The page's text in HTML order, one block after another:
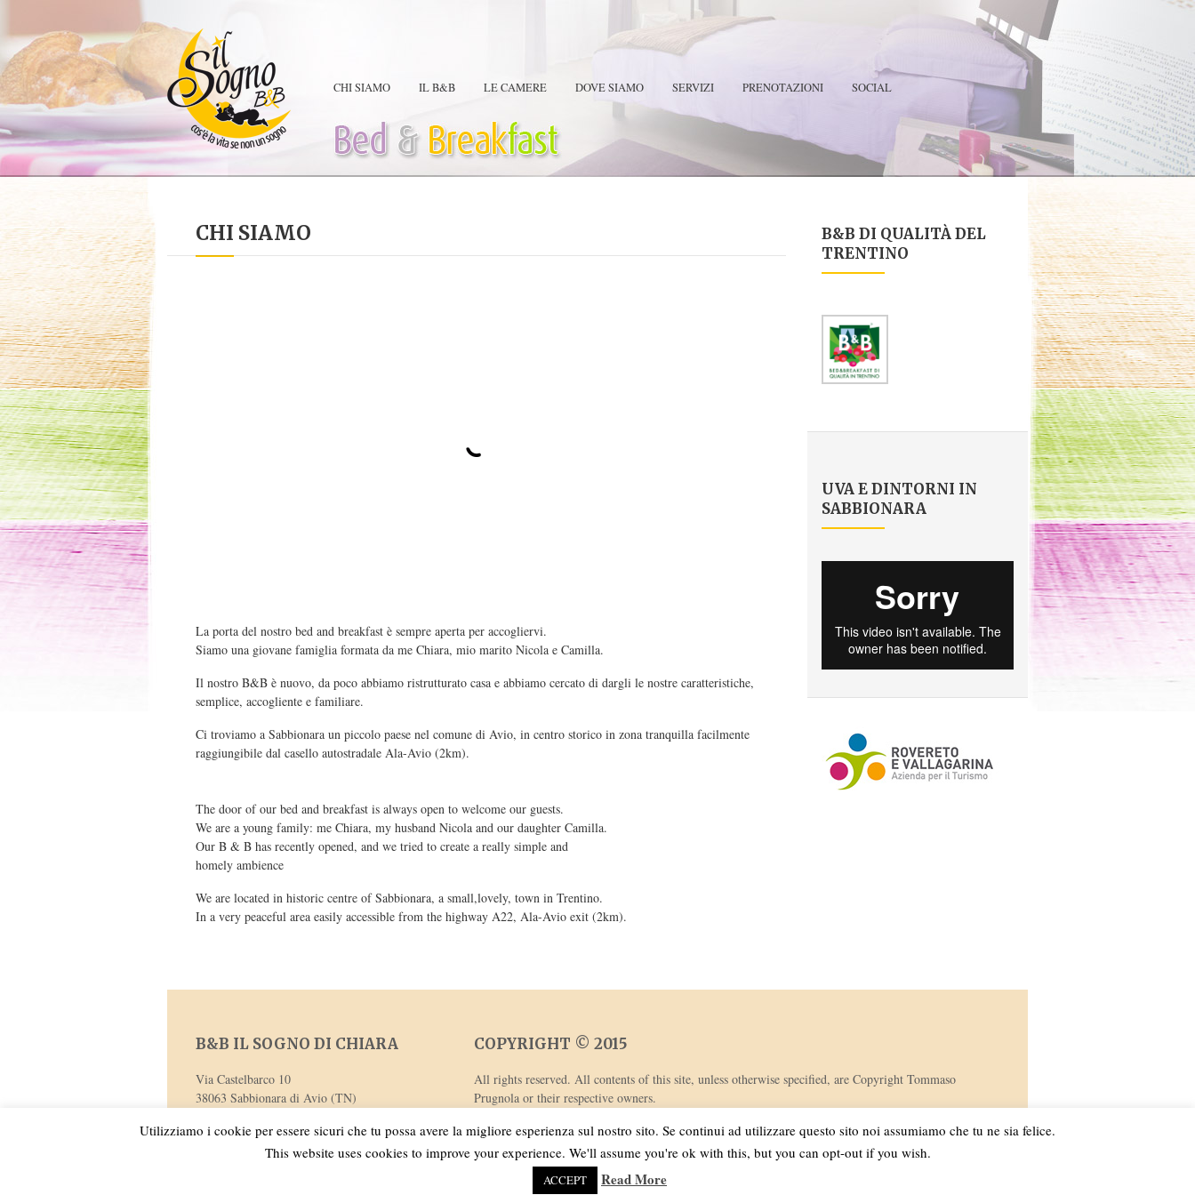
CHI SIAMO IL B&B LE CAMERE DOVE SIAMO SERVIZI PRENOTAZIONI SOCIAL
CHI SIAMO
La porta del nostro bed and breakfast è sempre aperta per accogliervi.
Siamo una giovane famiglia formata da me Chiara, mio marito Nicola e Camilla.
Il nostro B&B è nuovo, da poco abbiamo ristrutturato casa e abbiamo cercato di dargli le nostre caratteristiche,
semplice, accogliente e familiare.
Ci troviamo a Sabbionara un piccolo paese nel comune di Avio, in centro storico in zona tranquilla facilmente
raggiungibile dal casello autostradale Ala-Avio (2km).
The door of our bed and breakfast is always open to welcome our guests.
We are a young family: me Chiara, my husband Nicola and our daughter Camilla.
Our B & B has recently opened, and we tried to create a really simple and
homely ambience
We are located in historic centre of Sabbionara, a small,lovely, town in Trentino.
In a very peaceful area easily accessible from the highway A22, Ala-Avio exit (2km).
B&B DI QUALITÀ DEL
TRENTINO
UVA E DINTORNI IN
SABBIONARA
B&B IL SOGNO DI CHIARA
Via Castelbarco 10
38063 Sabbionara di Avio (TN)
COPYRIGHT © 2015
All rights reserved. All contents of this site, unless otherwise specified, are Copyright Tommaso
Prugnola or their respective owners.
Utilizziamo i cookie per essere sicuri che tu possa avere la migliore esperienza sul nostro sito. Se continui ad utilizzare questo sito noi assumiamo che tu ne sia felice.
This website uses cookies to improve your experience. We'll assume you're ok with this, but you can opt-out if you wish.
ACCEPT Read More